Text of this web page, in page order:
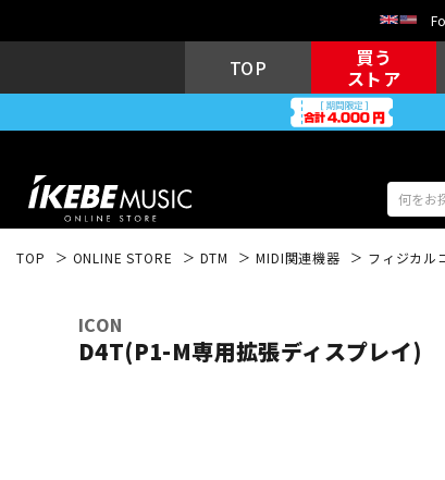
TOP
買う
ストア
TOP ONLINE STORE DTM MIDI関連機器 フィジカル
ICON
D4T(P1-M専用拡張ディスプレイ)